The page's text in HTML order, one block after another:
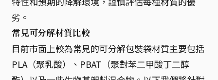
劣。
常見可分解材質比較
目前市面上較為常見的可分解包裝袋材質主要包括
PLA（聚乳酸）、PBAT（聚對苯二甲酸丁二醇